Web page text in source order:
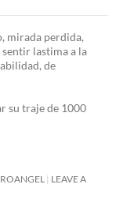
mirada perdida,
lastima a la
de
su traje de 1000
LEAVE A